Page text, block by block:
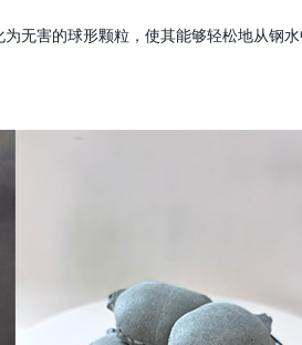
无害的球形颗粒，使其能够轻松地从钢水